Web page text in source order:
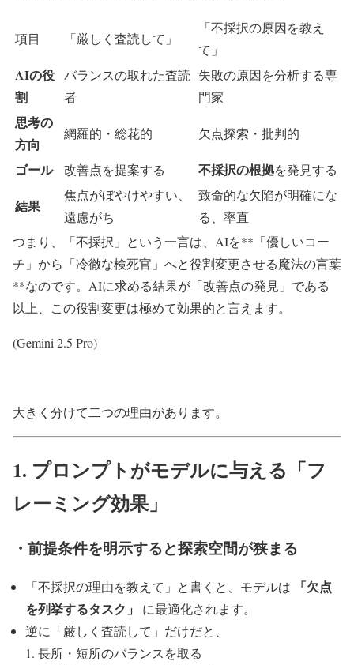
項目 「厳しく査読して」
「不採択の原因を教え
て」
AIの役
割
バランスの取れた査読
者
失敗の原因を分析する専
門家
思考の
方向
網羅的・総花的 欠点探索・批判的
ゴール 改善点を提案する 不採択の根拠を発見する
結果
焦点がぼやけやすい、
遠慮がち
致命的な欠陥が明確にな
る、率直
つまり、「不採択」という一言は、AIを**「優しいコー
チ」から「冷徹な検死官」へと役割変更させる魔法の言葉
**なのです。AIに求める結果が「改善点の発見」である
以上、この役割変更は極めて効果的と言えます。
(Gemini 2.5 Pro)
大きく分けて二つの理由があります。
1. プロンプトがモデルに与える「フ
レーミング効果」
・前提条件を明示すると探索空間が狭まる
「不採択の理由を教えて」と書くと、モデルは
「欠点
を列挙するタスク」
に最適化されます。
逆に「厳しく査読して」だけだと、
長所・短所のバランスを取る